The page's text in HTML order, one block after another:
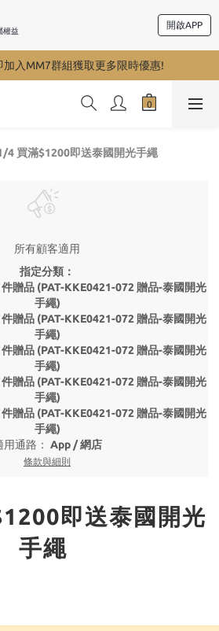
權益
開啟APP
加入MM7群組獲取更多限時優惠!
4 買滿$1200即送泰國開光手繩
所有顧客適用
指定分類：
贈品 (PAT-KKE0421-072 贈品-泰國開光
手繩)
贈品 (PAT-KKE0421-072 贈品-泰國開光
手繩)
贈品 (PAT-KKE0421-072 贈品-泰國開光
手繩)
贈品 (PAT-KKE0421-072 贈品-泰國開光
手繩)
贈品 (PAT-KKE0421-072 贈品-泰國開光
手繩)
用通路： App / 網店
條款與細則
即送泰國開光
手繩